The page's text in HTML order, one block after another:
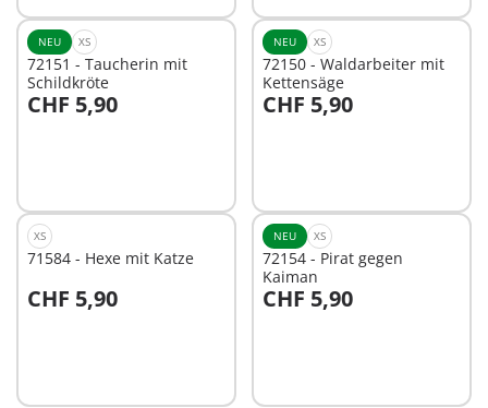
NEU XS
72151 - Taucherin mit
Schildkröte
CHF 5,90
NEU XS
72150 - Waldarbeiter mit
Kettensäge
CHF 5,90
XS
71584 - Hexe mit Katze
CHF 5,90
NEU XS
72154 - Pirat gegen
Kaiman
CHF 5,90